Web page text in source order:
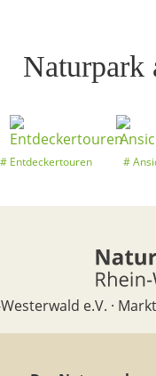
Naturpark
Entdeckertouren
e.V. ·